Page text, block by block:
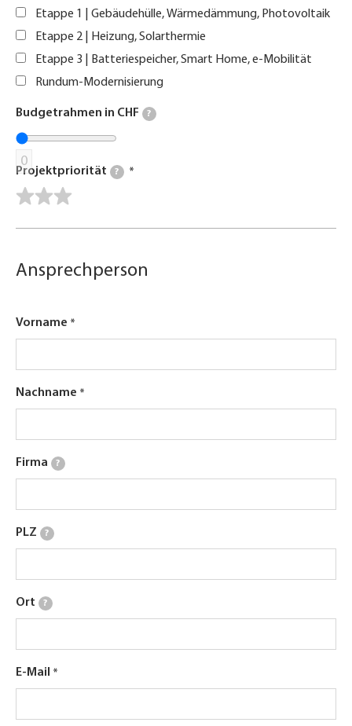
Etappe 1 | Gebäudehülle, Wärmedämmung, Photovoltaik
Etappe 2 | Heizung, Solarthermie
Etappe 3 | Batteriespeicher, Smart Home, e-Mobilität
Rundum-Modernisierung
Budgetrahmen in CHF ?
0
Projektpriorität ?
Ansprechperson
Vorname
Nachname
Firma ?
PLZ ?
Ort ?
E-Mail